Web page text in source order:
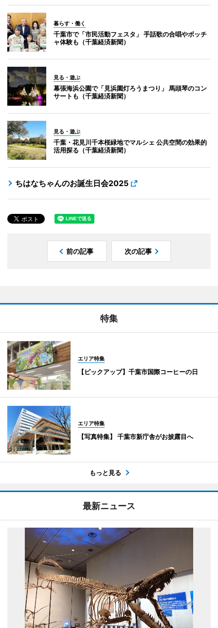
暮らす・働く
千葉市で「市民活動フェスタ」 手話歌の合唱やボッチ
ャ体験も（千葉経済新聞）
見る・遊ぶ
幕張海浜公園で「見浜園灯ろうまつり」 馬頭琴のコン
サートも（千葉経済新聞）
見る・遊ぶ
千葉・花見川千本桜緑地でマルシェ 公共空間の効果的
活用探る（千葉経済新聞）
ちはなちゃんのお誕生日会2025
前の記事 次の記事
特集
エリア特集
【ピックアップ】千葉市国際コーヒーの日
エリア特集
【写真特集】 千葉市新庁舎がお披露目へ
もっと見る
最新ニュース